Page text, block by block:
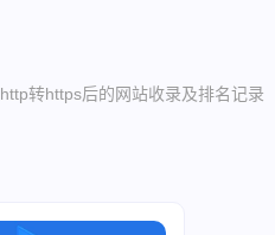
转https后的网站收录及排名记录